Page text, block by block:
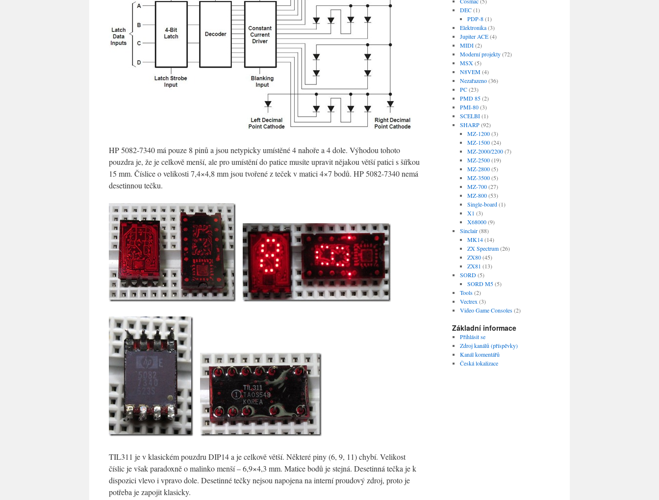
HP 5082-7340 má pouze 8 pinů a jsou netypicky umístěné 4 nahoře a 4 dole. Výhodou tohoto
pouzdra je, že je celkově menší, ale pro umístění do patice musíte upravit nějakou větší patici s šířkou
15 mm. Číslice o velikosti 7,4×4,8 mm jsou tvořené z teček v matici 4×7 bodů. HP 5082-7340 nemá
desetinnou tečku.
TIL311 je v klasickém pouzdru DIP14 a je celkově větší. Některé piny (6, 9, 11) chybí. Velikost
číslic je však paradoxně o malinko menší – 6,9×4,3 mm. Matice bodů je stejná. Desetinná tečka je k
dispozici vlevo i vpravo dole. Desetinné tečky nejsou napojena na interní proudový zdroj, proto je
potřeba je zapojit klasicky.
DEC(1)
PDP-8(1)
Elektronika(3)
Jupiter ACE(4)
MIDI(2)
Moderní projekty(72)
MSX(5)
N8VEM(4)
Nezařazeno(36)
PC(23)
PMD 85(2)
PMI-80(3)
SCELBI(1)
SHARP(92)
MZ-1200(3)
MZ-1500(24)
MZ-2000/2200(7)
MZ-2500(19)
MZ-2800(5)
MZ-3500(5)
MZ-700(27)
MZ-800(53)
Single-board(1)
X1 (3)
X68000(9)
Sinclair(88)
MK14(14)
ZX Spectrum(26)
ZX80(45)
ZX81 (13)
SORD(5)
SORD M5(5)
Tools(2)
Vectrex (3)
Video Game Consoles(2)
Základní informace
Přihlásit se
Zdroj kanálů (příspěvky)
Kanál komentářů
Česká lokalizace